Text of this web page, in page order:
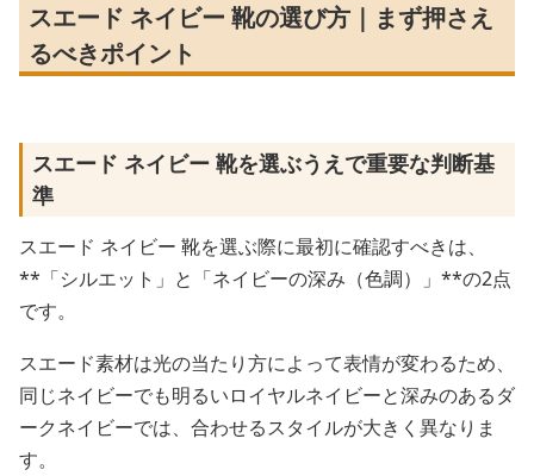
スエード ネイビー 靴の選び方｜まず押さえ
るべきポイント
スエード ネイビー 靴を選ぶうえで重要な判断基
準
スエード ネイビー 靴を選ぶ際に最初に確認すべきは、
**「シルエット」と「ネイビーの深み（色調）」**の2点
です。
スエード素材は光の当たり方によって表情が変わるため、
同じネイビーでも明るいロイヤルネイビーと深みのあるダ
ークネイビーでは、合わせるスタイルが大きく異なりま
す。